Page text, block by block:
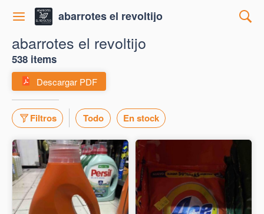
abarrotes el revoltijo
abarrotes el revoltijo
538 items
Descargar PDF
Filtros Todo En stock